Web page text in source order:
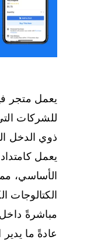
يعمل متجر
للشركات التي
يعمل كامتداد
الأساسي، مما
الكتالوجات